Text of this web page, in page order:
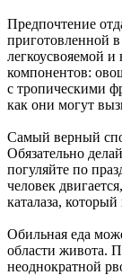
Предпочтение
приготовленной
легкоусвояемой и
компонентов:
с тропическими
как они могут
Самый верный
Обязательно
погуляйте по
человек
каталаза,
Обильная еда
области живота.
неоднократной